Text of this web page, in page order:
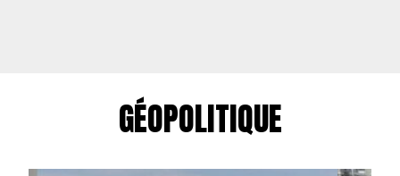
GÉOPOLITIQUE